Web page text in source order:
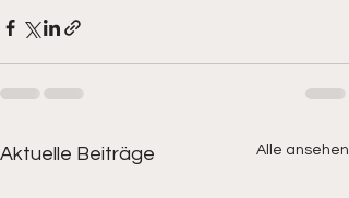
Aktuelle Beiträge Alle ansehen